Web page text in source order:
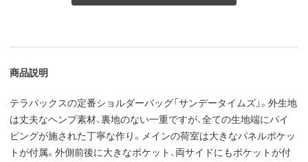
商品説明
テラパックスの定番ショルダーバッグ「サンデータイムズ」。外生地
は丈夫なヘンプ素材、裏地のない一重ですが、全ての生地端にパイ
ピングが施された丁寧な作り。メインの荷室は大きなパネルポケッ
トが付属。外側前後に大きなポケット、両サイドにもポケットが付